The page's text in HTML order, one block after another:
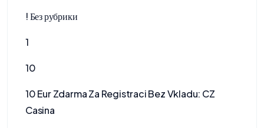
! Без рубрики
1
10
10 Eur Zdarma Za Registraci Bez Vkladu: CZ
Casina